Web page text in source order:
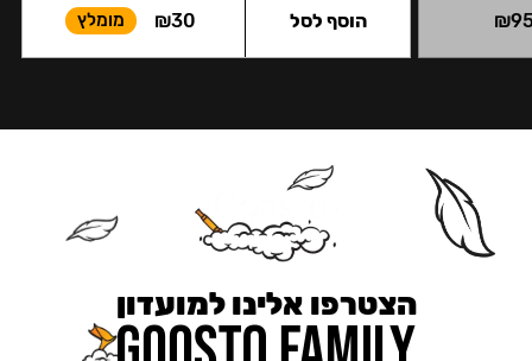
₪
₪30 מומלץ הוסף לסל
הצטרפו אלינו למועדון